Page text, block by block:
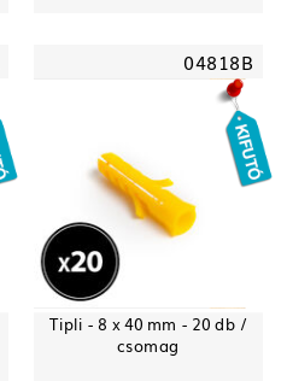
04818B
Tipli - 8 x 40 mm - 20 db /
csomag